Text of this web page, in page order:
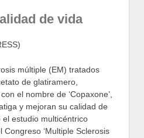
de vida
múltiple (EM) tratados
de glatiramero,
el nombre de ‘Copaxone’,
y mejoran su calidad de
estudio multicéntrico
Congreso ‘Multiple Sclerosis